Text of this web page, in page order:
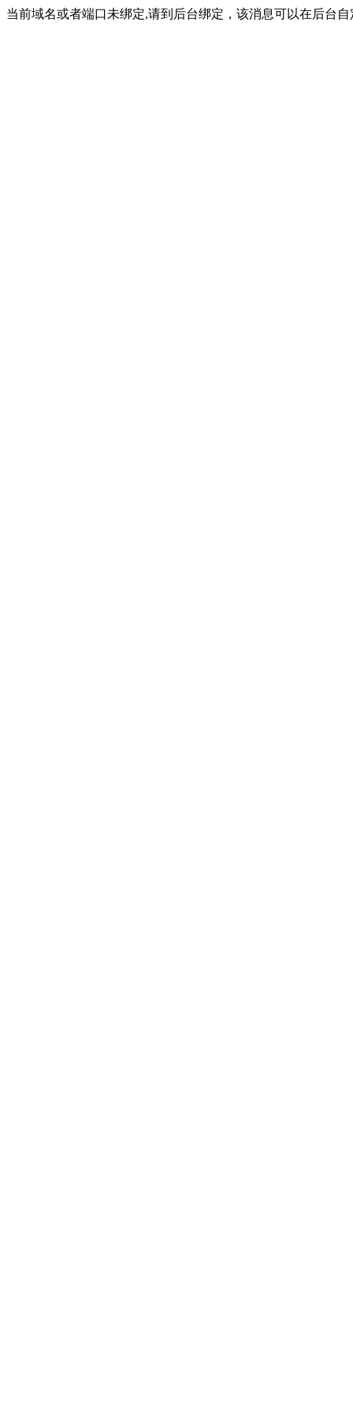
当前域名或者端口未绑定,请到后台绑定，该消息可以在后台自